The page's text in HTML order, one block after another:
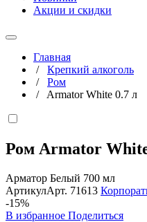
Акции и скидки
Главная
/ Крепкий алкоголь
/ Ром
/ Armator White 0.7 л
Ром Armator
Арматор Белый 700 мл
АртикулАрт. 71613
-15%
В избранное Поделиться